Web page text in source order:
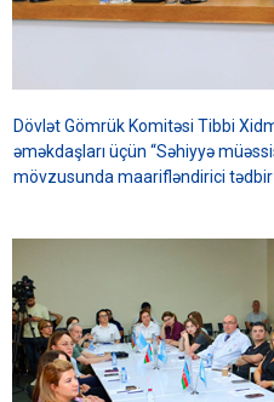
Dövlət Gömrük Komitəsi Tibbi
əməkdaşları üçün “Səhiyyə
mövzusunda maarifləndirici